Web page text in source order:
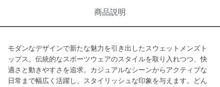
商品説明
モダンなデザインで新たな魅力を引き出したスウェットメンズト
ップス。伝統的なスポーツウェアのスタイルを取り入れつつ、快
適さと動きやすさを追求。カジュアルなシーンからアクティブな
日常まで幅広く活躍し、スタイリッシュな印象を与えます。どん